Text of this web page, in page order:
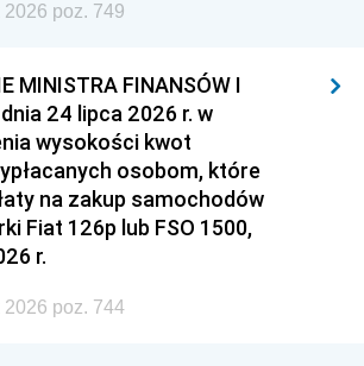
poz. 749
MINISTRA FINANSÓW I
dnia 24 lipca 2026 r. w
wysokości kwot
osobom, które
na zakup samochodów
Fiat 126p lub FSO 1500,
r.
poz. 744